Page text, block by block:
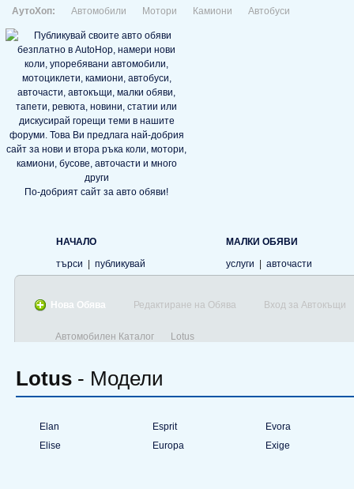
АутоХоп: Автомобили Мотори Камиони Автобуси
По-добрият сайт за авто обяви!
НАЧАЛО
търси
публикувай
МАЛКИ ОБЯВИ
услуги
авточасти
Нова Обява Редактиране на Обява Вход за Автокъщи
Автомобилен Каталог Lotus
Lotus - Модели
Elan Esprit
Evora
Elise
Europa Exige